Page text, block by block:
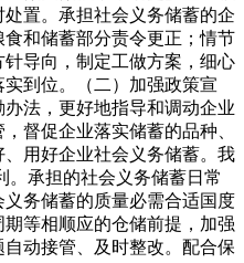
置。承担社会义务储蓄的企
和储蓄部分责令更正；情节
导向，制定工做方案，细心
到位。（二）加强政策宣
法，更好地指导和调动企业
督促企业落实储蓄的品种、
用好企业社会义务储蓄。我
。承担的社会义务储蓄日常
务储蓄的质量必需合适国度
等相顺应的仓储前提，加强
动接管、及时整改。配合保